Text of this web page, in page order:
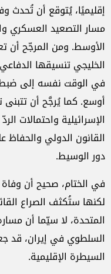
إقليميًا، يُتوقع أن تُحدث
مسار التصعيد العسكري
الأوسط. ومن المرجّح أن
الخليجي تنسيقها
في الوقت نفسه إلى ضبط
أوسع. كما يُرجَّح أن تتبنى
الإسرائيلية واحتمالات
القانون الدولي والحفاظ
دور الوسيط.
في الختام، صحيح أن
لكنها ستُكثف الصراع
المتحدة، لا سيّما أن
السلطوي في إيران، قد
السيطرة الإقليمية.